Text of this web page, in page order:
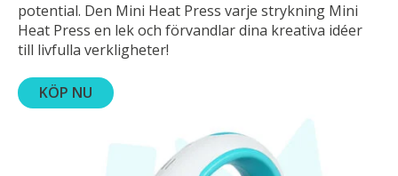
potential. Den Mini Heat Press varje strykning Mini
Heat Press en lek och förvandlar dina kreativa idéer
till livfulla verkligheter!
KÖP NU